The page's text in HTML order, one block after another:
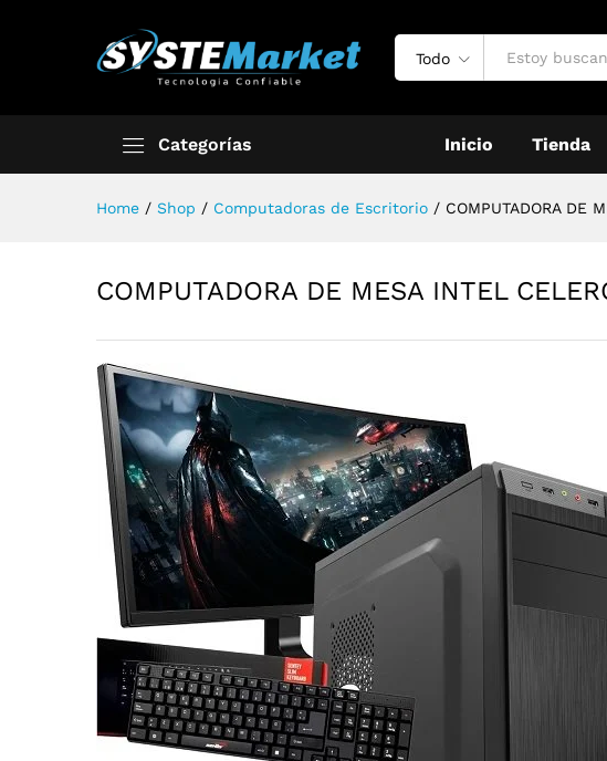
Todo
Categorías Inicio Tienda
Home / Shop / Computadoras de Escritorio / COMPUTADORA DE
COMPUTADORA DE MESA INTEL